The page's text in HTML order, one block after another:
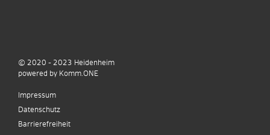
© 2020 - 2023 Heidenheim
powered by Komm.ONE
Impressum
Datenschutz
Barrierefreiheit